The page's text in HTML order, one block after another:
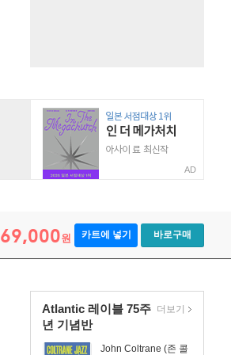
AD
69,000원 카트에 넣기 바로구매
Atlantic 레이블 75주
년 기념반
John Coltrane (존 콜
더보기